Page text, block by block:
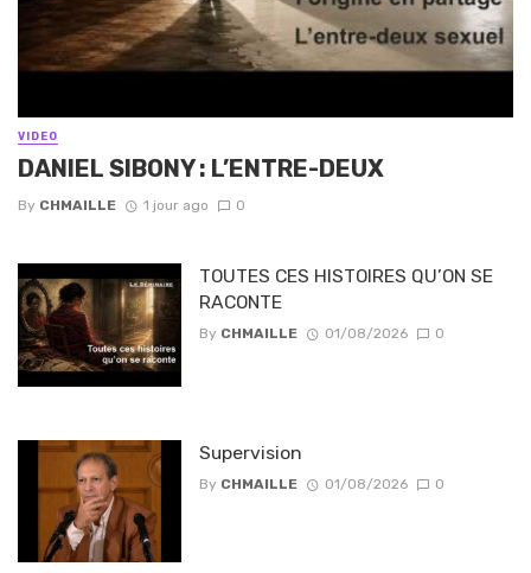
VIDEO
DANIEL SIBONY : L’ENTRE-DEUX
By CHMAILLE 1 jour ago 0
TOUTES CES HISTOIRES QU’ON SE
RACONTE
By CHMAILLE 01/08/2026 0
Supervision
By CHMAILLE 01/08/2026 0